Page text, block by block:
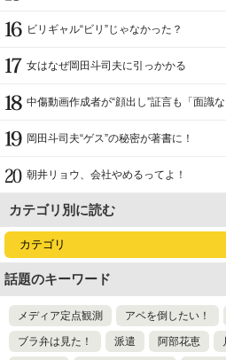
ビリギャル“ビリ”じゃなかった？
女はなぜ岡田斗司夫に引っかかる
中傷動画作成者が“顔出し”証言も「面識
岡田斗司夫“ゲス”の秘密が著書に！
朝井リョウ、会社やめるってよ！
カテゴリ別に読む
話題のキーワード
メディア定点観測 アベを倒したい！
ブラ弁は見た！ 派遣 阿部花恵